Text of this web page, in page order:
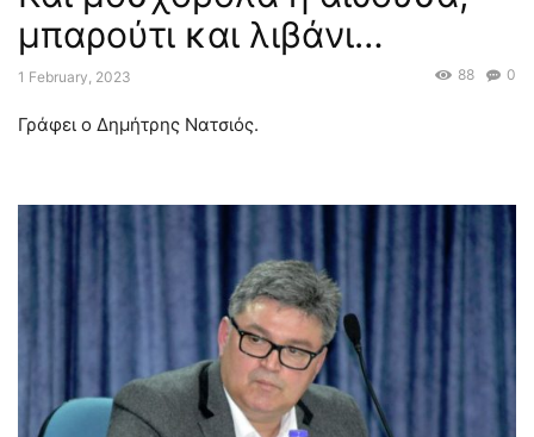
μπαρούτι και λιβάνι…
1 February, 2023 0
88
Γράφει ο Δημήτρης Νατσιός.